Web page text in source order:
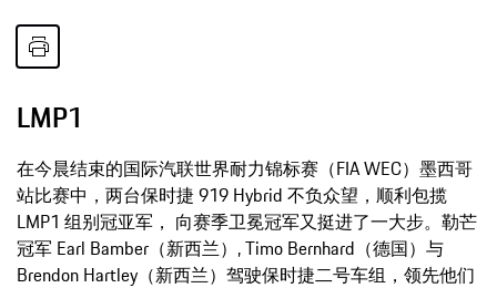
LMP1
在今晨结束的国际汽联世界耐力锦标赛（FIA WEC）墨西哥
站比赛中，两台保时捷 919 Hybrid 不负众望，顺利包揽
LMP1 组别冠亚军， 向赛季卫冕冠军又挺进了一大步。勒芒
冠军 Earl Bamber（新西兰）, Timo Bernhard（德国）与
Brendon Hartley（新西兰）驾驶保时捷二号车组，领先他们